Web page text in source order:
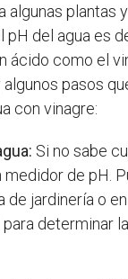
algunas plantas
pH del agua es
ácido como el
pasos
con vinagre:
Si no sabe
medidor de pH.
de jardinería o
determinar